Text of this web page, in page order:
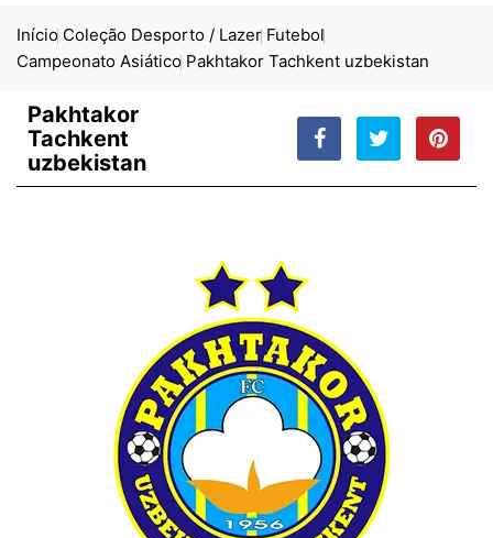
Início Coleção Desporto / Lazer Futebol
Campeonato Asiático Pakhtakor Tachkent uzbekistan
Pakhtakor
Tachkent
uzbekistan